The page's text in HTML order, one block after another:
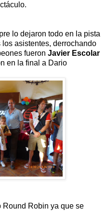
lo dejaron todo en la pista
asistentes, derrochando
fueron Javier Escolar
en la final a Dario
Round Robin ya que se